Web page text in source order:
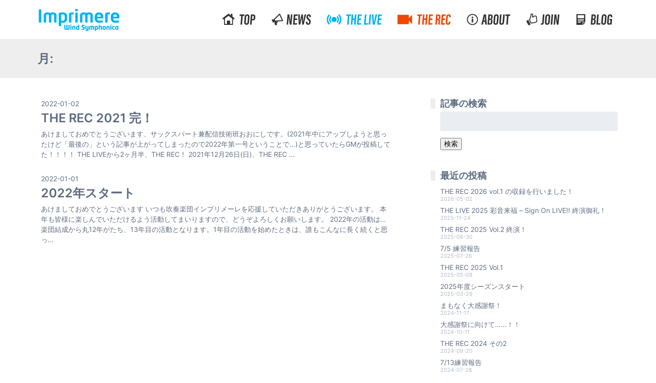
月:
2022-01-02
THE REC 2021 完！
あけましておめでとうございます、サックスパート兼配信技術班おおにしです。(2021年中にアップしようと思っ
たけど「最後の」という記事が上がってしまったので2022年第一号ということで…)と思っていたらGMが投稿して
た！！！！ THE LIVEから2ヶ月半、THE REC！ 2021年12月26日(日)、THE REC ...
2022-01-01
2022年スタート
あけましておめでとうございます いつも吹奏楽団インプリメーレを応援していただきありがとうございます。 本
年も皆様に楽しんでいただけるよう活動してまいりますので、どうぞよろしくお願いします。 2022年の活動は…
楽団結成から丸12年がたち、13年目の活動となります。1年目の活動を始めたときは、誰もこんなに長く続くと思
っ...
記事の検索
検索
最近の投稿
THE REC 2026 vol.1 の収録を行いました！
2026-05-02
THE LIVE 2025 彩音来福 – Sign On LIVE!! 終演御礼！
2025-11-24
THE REC 2025 Vol.2 終演！
2025-08-30
7/5 練習報告
2025-07-26
THE REC 2025 Vol.1
2025-05-09
2025年度シーズンスタート
2025-03-29
まもなく大感謝祭！
2024-11-17
大感謝祭に向けて……！！
2024-10-11
THE REC 2024 その2
2024-09-20
7/13練習報告
2024-07-28